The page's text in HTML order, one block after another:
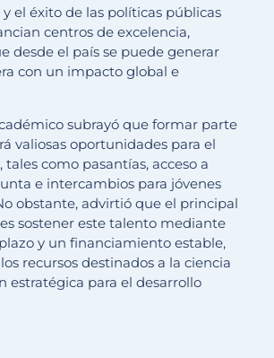
el éxito de las políticas públicas
centros de excelencia,
desde el país se puede generar
con un impacto global e
subrayó que formar parte
valiosas oportunidades para el
tales como pasantías, acceso a
e intercambios para jóvenes
obstante, advirtió que el principal
sostener este talento mediante
y un financiamiento estable,
recursos destinados a la ciencia
estratégica para el desarrollo